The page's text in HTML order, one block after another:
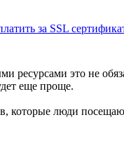
за SSL
ресурсами это не
еще проще.
которые люди